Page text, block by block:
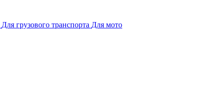
Для грузового транспорта Для мото